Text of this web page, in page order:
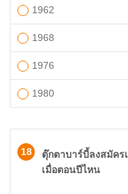
1962
1968
1976
1980
18
ตุ๊กตาบาร์บี้ลงสมัค
เมื่อตอนปีไหน